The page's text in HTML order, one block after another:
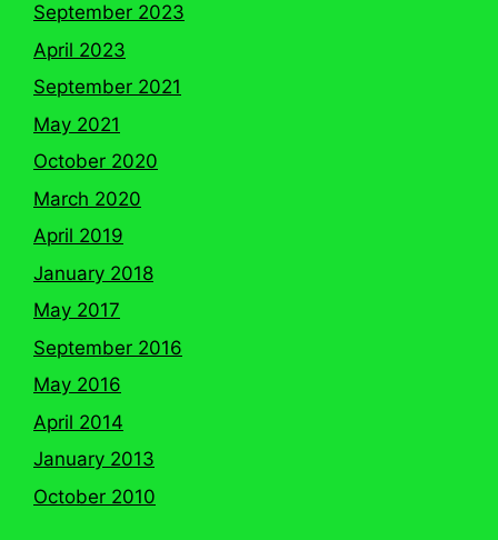
September 2023
April 2023
September 2021
May 2021
October 2020
March 2020
April 2019
January 2018
May 2017
September 2016
May 2016
April 2014
January 2013
October 2010